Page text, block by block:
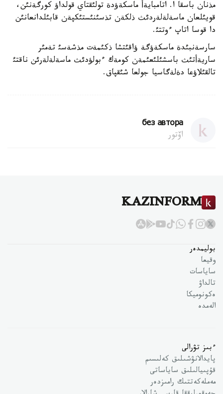
مذنان باسقا ا. اتامبايةأ ماسكةؤدة تولئقتاي قولداؤ كورگةنئن،
قويئلعان ماسةلةلةردئث ذلكةن تذسئنئستئكپةن قابئلدانعانئن
دا قوسا اتاپ ءوتتئ.
سارسةنبئدة ماسكةؤگة ؤاقئتشا ذكئمةت مذشةسئ تةمئر
ساريةأتئث باسشئلئعئمةن كومةك ءبولؤدئث ماسةلةلةرئن ناقتئ
تالقئلاؤعا دةلةگاسيا جولعا شئقپاق.
без автора
اۆتور
KAZINFORM
بوليمدەر
وقيعا
ساياسات
تالداۋ
ەكونوميكا
الەمدە
ءبىز تۋرالى
پايدالانۋشىلىق كەلىسىم
قۇپىيالىلىق ساياساتى
مەملەكەتتىك رامىزدەر